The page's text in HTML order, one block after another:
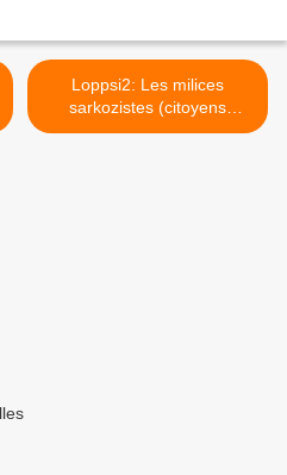
Loppsi2: Les milices
sarkozistes (citoyens
volontaires) se mettent en